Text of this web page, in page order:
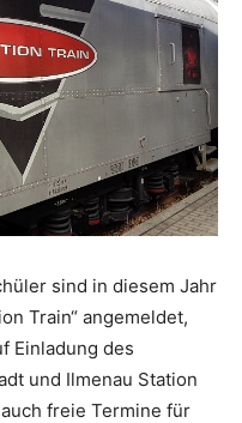
sind in diesem Jahr
Train“ angemeldet,
Einladung des
und Ilmenau Station
freie Termine für